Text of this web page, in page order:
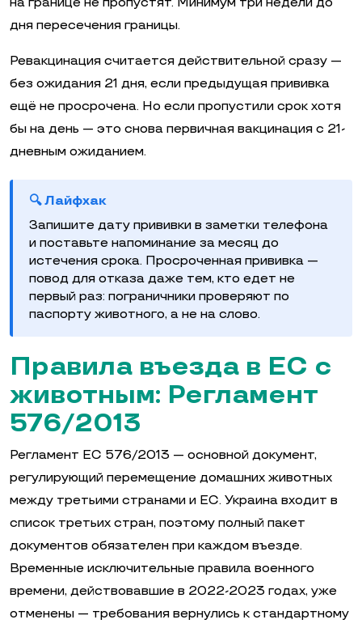
на границе не пропустят. Минимум три недели до
дня пересечения границы.
Ревакцинация считается действительной сразу —
без ожидания 21 дня, если предыдущая прививка
ещё не просрочена. Но если пропустили срок хотя
бы на день — это снова первичная вакцинация с 21-
дневным ожиданием.
🔍 Лайфхак
Запишите дату прививки в заметки телефона
и поставьте напоминание за месяц до
истечения срока. Просроченная прививка —
повод для отказа даже тем, кто едет не
первый раз: пограничники проверяют по
паспорту животного, а не на слово.
Правила въезда в ЕС с
животным: Регламент
576/2013
Регламент ЕС 576/2013 — основной документ,
регулирующий перемещение домашних животных
между третьими странами и ЕС. Украина входит в
список третьих стран, поэтому полный пакет
документов обязателен при каждом въезде.
Временные исключительные правила военного
времени, действовавшие в 2022-2023 годах, уже
отменены — требования вернулись к стандартному